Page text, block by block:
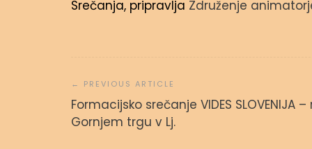
Srečanja, pripravlja Združenje
prispevka
Formacijsko srečanje VIDES SLOVENIJA –
Gornjem trgu v Lj.
Svetopisemske urice
admin 23. septembra, 2023